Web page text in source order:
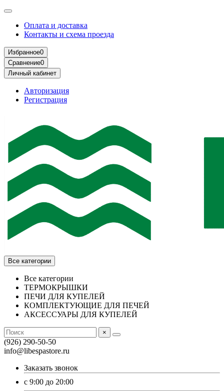
Оплата и доставка
Контакты и схема проезда
Избранное0
Сравнение0
Личный кабинет
Авторизация
Регистрация
Все категории
Все категории
ТЕРМОКРЫШКИ
ПЕЧИ ДЛЯ КУПЕЛЕЙ
КОМПЛЕКТУЮЩИЕ ДЛЯ ПЕЧЕЙ
АКСЕССУАРЫ ДЛЯ КУПЕЛЕЙ
×
(926) 290-50-50
info@libespastore.ru
Заказать звонок
с 9:00 до 20:00